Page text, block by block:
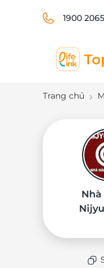
1900 2065
Trang chủ